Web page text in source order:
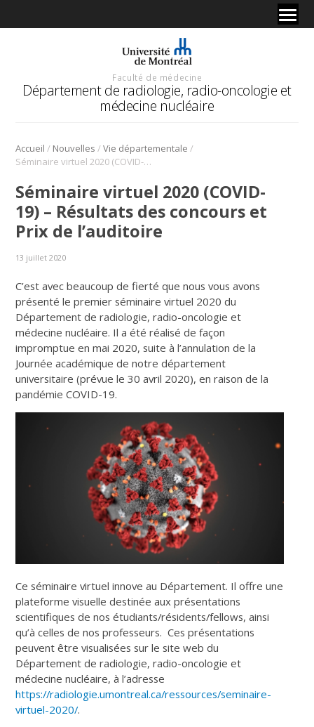
Faculté de médecine
Département de radiologie, radio-oncologie et
médecine nucléaire
Accueil / Nouvelles /Vie départementale /
Séminaire virtuel 2020 (COVID-19) – Résultats des concours et Prix de l’auditoire
Séminaire virtuel 2020 (COVID-
19) – Résultats des concours et
Prix de l’auditoire
13 juillet 2020
C’est avec beaucoup de fierté que nous vous avons
présenté le premier séminaire virtuel 2020 du
Département de radiologie, radio-oncologie et
médecine nucléaire. Il a été réalisé de façon
impromptue en mai 2020, suite à l’annulation de la
Journée académique de notre département
universitaire (prévue le 30 avril 2020), en raison de la
pandémie COVID-19.
Ce séminaire virtuel innove au Département. Il offre une
plateforme visuelle destinée aux présentations
scientifiques de nos étudiants/résidents/fellows, ainsi
qu’à celles de nos professeurs. Ces présentations
peuvent être visualisées sur le site web du
Département de radiologie, radio-oncologie et
médecine nucléaire, à l’adresse
https://radiologie.umontreal.ca/ressources/seminaire-
virtuel-2020/.